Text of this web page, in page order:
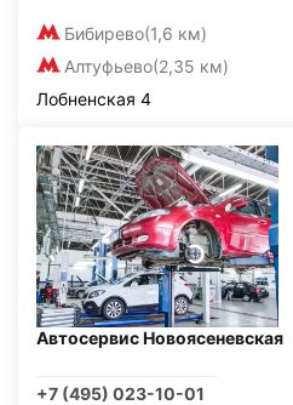
Бибирево(1,6 км)
Алтуфьево(2,35 км)
Лобненская 4
Автосервис Новоясеневская
+7 (495) 023-10-01